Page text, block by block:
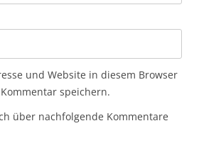
und Website in diesem Browser
speichern.
über nachfolgende Kommentare